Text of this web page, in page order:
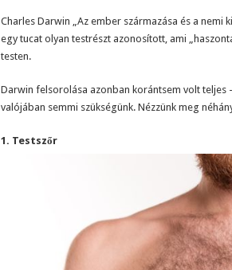
Charles Darwin „Az ember származása és a nemi
egy tucat olyan testrészt azonosított, ami
testen.
Darwin felsorolása azonban korántsem volt teljes
valójában semmi szükségünk. Nézzünk meg
1. Testszőr